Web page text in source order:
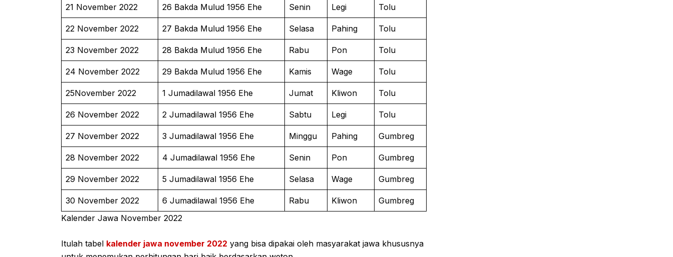
21 November 2022 26 Bakda Mulud 1956 Ehe Senin Legi Tolu
22 November 2022 27 Bakda Mulud 1956 Ehe Selasa Pahing Tolu
23 November 2022 28 Bakda Mulud 1956 Ehe Rabu Pon Tolu
24 November 2022 29 Bakda Mulud 1956 Ehe Kamis Wage Tolu
25November 2022 1 Jumadilawal 1956 Ehe Jumat Kliwon Tolu
26 November 2022 2 Jumadilawal 1956 Ehe Sabtu Legi Tolu
27 November 2022 3 Jumadilawal 1956 Ehe Minggu Pahing Gumbreg
28 November 2022 4 Jumadilawal 1956 Ehe Senin Pon Gumbreg
29 November 2022 5 Jumadilawal 1956 Ehe Selasa Wage Gumbreg
30 November 2022 6 Jumadilawal 1956 Ehe Rabu Kliwon
Gumbreg
Kalender Jawa November 2022
Itulah tabel kalender jawa november 2022 yang bisa dipakai oleh masyarakat jawa khususnya